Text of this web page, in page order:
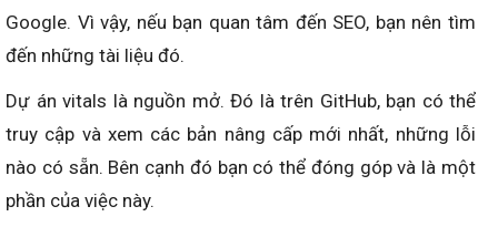
Google. Vì vậy, nếu bạn quan tâm đến SEO, bạn nên tìm
đến những tài liệu đó.
Dự án vitals là nguồn mở. Đó là trên GitHub, bạn có thể
truy cập và xem các bản nâng cấp mới nhất, những lỗi
nào có sẵn. Bên cạnh đó bạn có thể đóng góp và là một
phần của việc này.